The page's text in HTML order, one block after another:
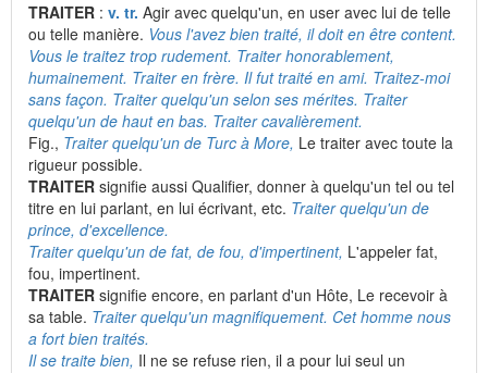
TRAITER : v. tr. Agir avec quelqu'un, en user avec lui de telle
ou telle manière. Vous l'avez bien traité, il doit en être content.
Vous le traitez trop rudement. Traiter honorablement,
humainement. Traiter en frère. Il fut traité en ami. Traitez-moi
sans façon. Traiter quelqu'un selon ses mérites. Traiter
quelqu'un de haut en bas. Traiter cavalièrement.
Fig., Traiter quelqu'un de Turc à More, Le traiter avec toute la
rigueur possible.
TRAITER signifie aussi Qualifier, donner à quelqu'un tel ou tel
titre en lui parlant, en lui écrivant, etc. Traiter quelqu'un de
prince, d'excellence.
Traiter quelqu'un de fat, de fou, d'impertinent, L'appeler fat,
fou, impertinent.
TRAITER signifie encore, en parlant d'un Hôte, Le recevoir à
sa table. Traiter quelqu'un magnifiquement. Cet homme nous
a fort bien traités.
Il se traite bien, Il ne se refuse rien, il a pour lui seul un